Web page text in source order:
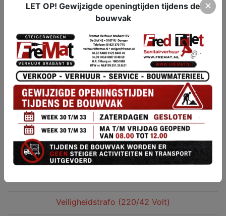
Stroomkast (zwerf) 63 Amp
€ 21,36 (€ 17,66 excl. btw)
Reserveren
Veiligheidstrafo (220/42 Volt)
✕
LET OP! Gewijzigde openingtijden tijdens de
bouwvak